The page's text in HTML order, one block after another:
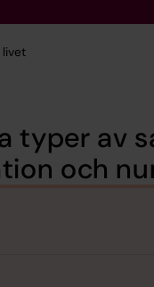
typer av
och